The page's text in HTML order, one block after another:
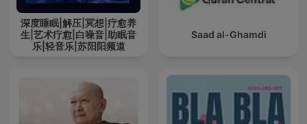
深度睡眠|解压|冥想|疗愈养
生|艺术疗愈|白噪音|助眠音
乐|轻音乐|苏阳阳频道
Saad al-Ghamdi